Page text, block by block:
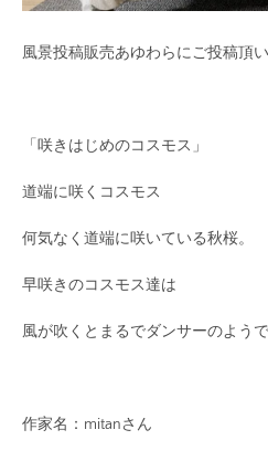
風景投稿販売あゆわらにご投稿頂
「咲きはじめのコスモス」
道端に咲くコスモス
何気なく道端に咲いている秋桜。
早咲きのコスモス達は
風が吹くとまるでダンサーのよう
作家名：mitanさん